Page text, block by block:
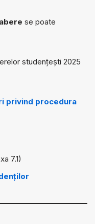
se poate
studențești 2025
privind procedura
7.1)